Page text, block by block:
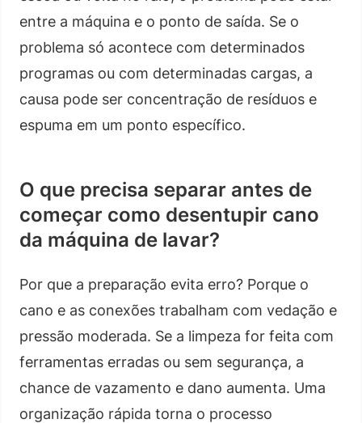
entre a máquina e o ponto de saída. Se o
problema só acontece com determinados
programas ou com determinadas cargas, a
causa pode ser concentração de resíduos e
espuma em um ponto específico.
O que precisa separar antes de
começar como desentupir cano
da máquina de lavar?
Por que a preparação evita erro? Porque o
cano e as conexões trabalham com vedação e
pressão moderada. Se a limpeza for feita com
ferramentas erradas ou sem segurança, a
chance de vazamento e dano aumenta. Uma
organização rápida torna o processo